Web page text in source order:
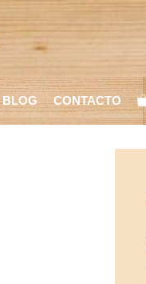
BLOG CONTACTO